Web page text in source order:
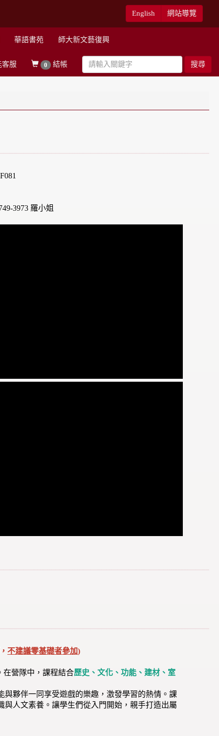
English 網站導覽
華語書苑 師大新文藝復興
搜尋
0 結帳
客服
3973 羅小姐
不建議零基礎者參加)
在營隊中，課程結合歷史、文化、功能、建材、室
夥伴一同享受遊戲的樂趣，激發學習的熱情。課
人文素養。讓學生們從入門開始，親手打造出屬